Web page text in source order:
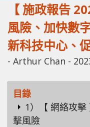
【 施政報告
風險、加快數
新科技中心、
- Arthur Chan -
目錄
1）【 網絡攻
擊風險